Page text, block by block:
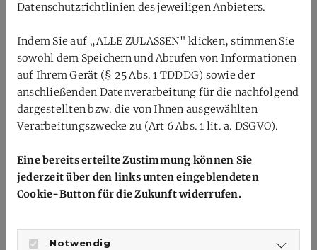
Im Brühl 5
0172/1089905
03212/1266761
gst@b-v-r-p.de
Kontakt
Verband
Satzung / Ordnungen
Datenschutzrichtlinien des jeweiligen Anbieters.
Indem Sie auf „ALLE ZULASSEN" klicken, stimmen Sie
sowohl dem Speichern und Abrufen von Informationen
auf Ihrem Gerät (§ 25 Abs. 1 TDDDG) sowie der
anschließenden Datenverarbeitung für die nachfolgend
dargestellten bzw. die von Ihnen ausgewählten
Verarbeitungszwecke zu (Art 6 Abs. 1 lit. a. DSGVO).
Eine bereits erteilte Zustimmung können Sie
jederzeit über den links unten eingeblendeten
Cookie-Button für die Zukunft widerrufen.
Notwendig